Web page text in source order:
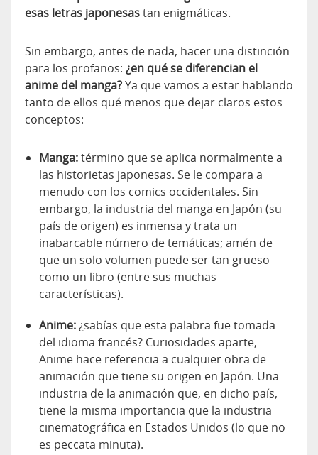
esas letras japonesastan enigmáticas.
Sin embargo, antes de nada, hacer una distinción
para los profanos: ¿en qué se diferencian el
anime del manga?Ya que vamos a estar hablando
tanto de ellos qué menos que dejar claros estos
conceptos:
Manga:término que se aplica normalmente a
las historietas japonesas. Se le compara a
menudo con los comics occidentales. Sin
embargo, la industria del manga en Japón (su
país de origen) es inmensa y trata un
inabarcable número de temáticas; amén de
que un solo volumen puede ser tan grueso
como un libro (entre sus muchas
características).
Anime:¿sabías que esta palabra fue tomada
del idioma francés? Curiosidades aparte,
Anime hace referencia a cualquier obra de
animación que tiene su origen en Japón. Una
industria de la animación que, en dicho país,
tiene la misma importancia que la industria
cinematográfica en Estados Unidos (lo que no
es peccata minuta).